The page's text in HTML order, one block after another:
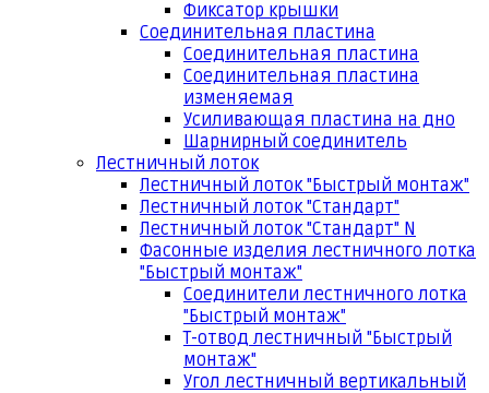
Фиксатор крышки
Соединительная пластина
Соединительная пластина
Соединительная пластина
изменяемая
Усиливающая пластина на дно
Шарнирный соединитель
Лестничный лоток
Лестничный лоток "Быстрый монтаж"
Лестничный лоток "Стандарт"
Лестничный лоток "Стандарт" N
Фасонные изделия лестничного лотка
"Быстрый монтаж"
Соединители лестничного лотка
"Быстрый монтаж"
Т-отвод лестничный "Быстрый
монтаж"
Угол лестничный вертикальный